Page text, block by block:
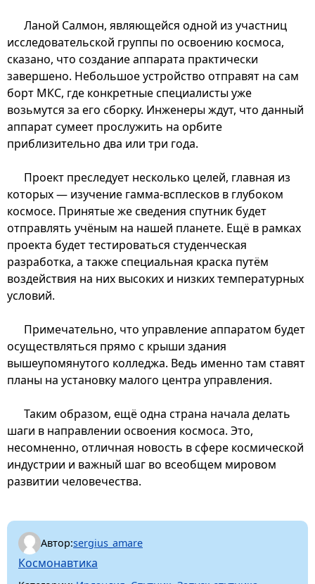
Ланой Салмон, являющейся одной из участниц
исследовательской группы по освоению космоса,
сказано, что создание аппарата практически
завершено. Небольшое устройство отправят на сам
борт МКС, где конкретные специалисты уже
возьмутся за его сборку. Инженеры ждут, что данный
аппарат сумеет прослужить на орбите
приблизительно два или три года.
Проект преследует несколько целей, главная из
которых — изучение гамма-всплесков в глубоком
космосе. Принятые же сведения спутник будет
отправлять учёным на нашей планете. Ещё в рамках
проекта будет тестироваться студенческая
разработка, а также специальная краска путём
воздействия на них высоких и низких температурных
условий.
Примечательно, что управление аппаратом будет
осуществляться прямо с крыши здания
вышеупомянутого колледжа. Ведь именно там ставят
планы на установку малого центра управления.
Таким образом, ещё одна страна начала делать
шаги в направлении освоения космоса. Это,
несомненно, отличная новость в сфере космической
индустрии и важный шаг во всеобщем мировом
развитии человечества.
Автор:sergius_amare
Космонавтика